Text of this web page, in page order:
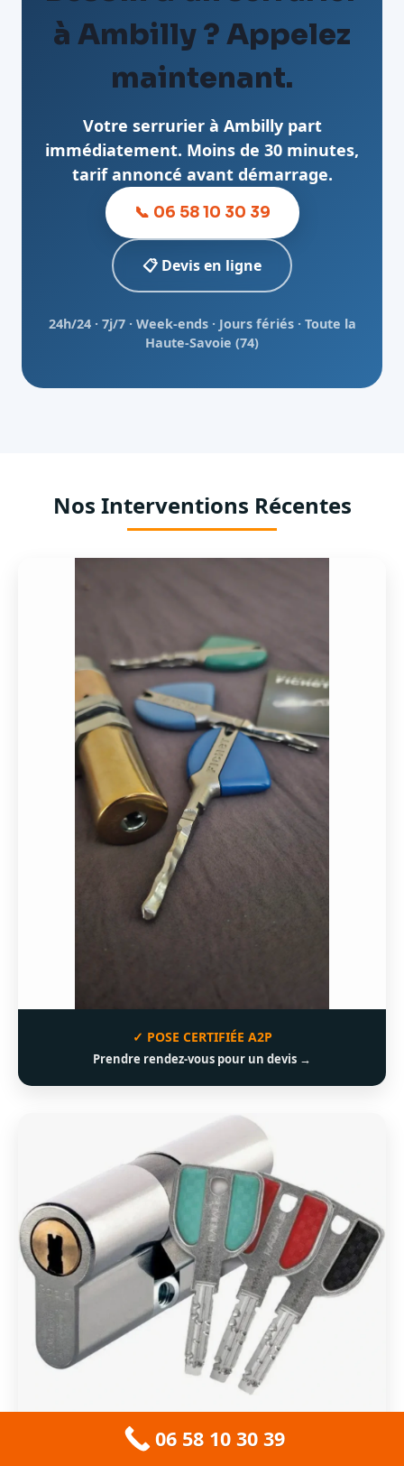
à Ambilly ? Appelez
maintenant.
Votre serrurier à Ambilly part
immédiatement. Moins de 30 minutes,
tarif annoncé avant démarrage.
📞 06 58 10 30 39
📋 Devis en ligne
24h/24 · 7j/7 · Week-ends · Jours fériés · Toute la
Haute-Savoie (74)
Nos Interventions Récentes
✓ POSE CERTIFIÉE A2P
Prendre rendez-vous pour un devis →
06 58 10 30 39